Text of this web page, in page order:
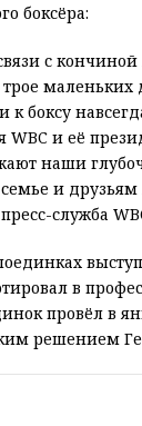
боксёра:
с
маленьких
к боксу
WBC и её
наши
и друзьям
служба
в
провёл в
решением